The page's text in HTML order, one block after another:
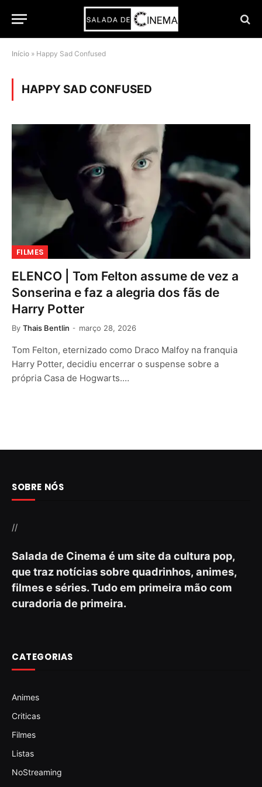
Início » Happy Sad Confused
HAPPY SAD CONFUSED
FILMES
ELENCO | Tom Felton assume de vez a
Sonserina e faz a alegria dos fãs de
Harry Potter
By Thais Bentlin março 28, 2026
Tom Felton, eternizado como Draco Malfoy na franquia
Harry Potter, decidiu encerrar o suspense sobre a
própria Casa de Hogwarts.…
SOBRE NÓS
//
Salada de Cinema é um site da cultura pop,
que traz notícias sobre quadrinhos, animes,
filmes e séries. Tudo em primeira mão com
curadoria de primeira.
CATEGORIAS
Animes
Criticas
Filmes
Listas
NoStreaming